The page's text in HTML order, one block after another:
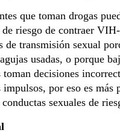
que toman drogas
de riesgo de contraer
de transmisión sexual
usadas, o porque
decisiones
por eso es más
sexuales de